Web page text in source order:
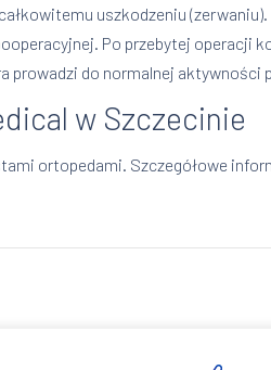
uszkodzeniu
Po przebytej operacji
do normalnej aktywności
w Szczecinie
ortopedami. Szczegółowe